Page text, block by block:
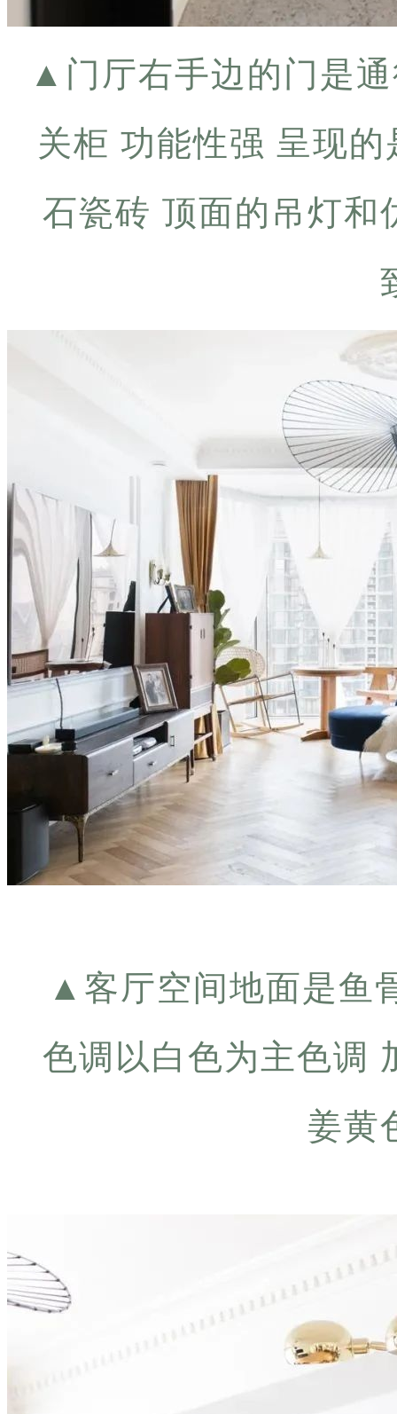
▲ 门厅右手边的门是
关柜 功能性强 呈现
石瓷砖 顶面的吊灯和
▲ 客厅空间地面是鱼
色调以白色为主色调
姜黄